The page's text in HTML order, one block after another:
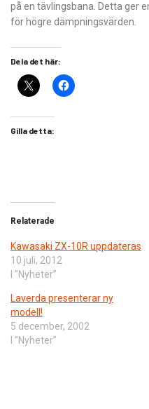
på en tävlingsbana. Detta ger
för högre dämpningsvärden.
Dela det här:
Gilla detta:
Relaterade
Kawasaki ZX-10R uppdateras
10 juli, 2012
I ”Nyheter”
Laverda presenterar ny
modell!
5 december, 2002
I ”Nyheter”